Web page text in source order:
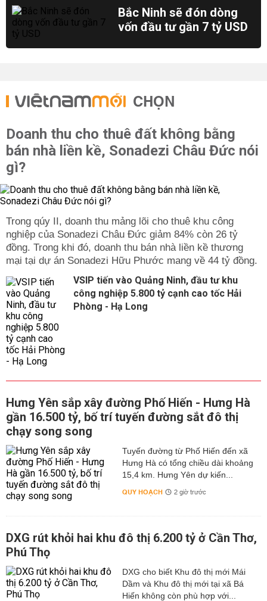
Bắc Ninh sẽ đón dòng
vốn đầu tư gần 7 tỷ USD
CHỌN
Doanh thu cho thuê đất không bằng
bán nhà liền kề, Sonadezi Châu Đức nói
gì?
Trong qúy II, doanh thu mảng lõi cho thuê khu công
nghiệp của Sonadezi Châu Đức giảm 84% còn 26 tỷ
đồng. Trong khi đó, doanh thu bán nhà liền kề thương
mại tại dự án Sonadezi Hữu Phước mang về 44 tỷ đồng.
VSIP tiến vào Quảng Ninh, đầu tư khu
công nghiệp 5.800 tỷ cạnh cao tốc Hải
Phòng - Hạ Long
Hưng Yên sắp xây đường Phố Hiến - Hưng Hà
gần 16.500 tỷ, bố trí tuyến đường sắt đô thị
chạy song song
Tuyến đường từ Phố Hiến đến xã
Hưng Hà có tổng chiều dài khoảng
15,4 km. Hưng Yên dự kiến...
QUY HOẠCH 2 giờ trước
DXG rút khỏi hai khu đô thị 6.200 tỷ ở Cần Thơ,
Phú Thọ
DXG cho biết Khu đô thị mới Mái
Dầm và Khu đô thị mới tại xã Bá
Hiến không còn phù hợp với...